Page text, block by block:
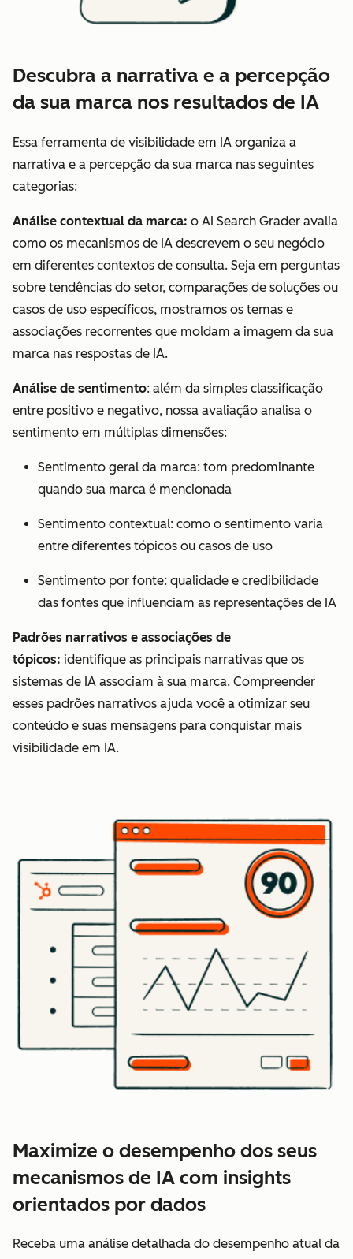
Descubra a narrativa e a percepção
da sua marca nos resultados de IA
Essa ferramenta de visibilidade em IA organiza a
narrativa e a percepção da sua marca nas seguintes
categorias:
Análise contextual da marca: o AI Search Grader avalia
como os mecanismos de IA descrevem o seu negócio
em diferentes contextos de consulta. Seja em perguntas
sobre tendências do setor, comparações de soluções ou
casos de uso específicos, mostramos os temas e
associações recorrentes que moldam a imagem da sua
marca nas respostas de IA.
Análise de sentimento: além da simples classificação
entre positivo e negativo, nossa avaliação analisa o
sentimento em múltiplas dimensões:
Sentimento geral da marca: tom predominante
quando sua marca é mencionada
Sentimento contextual: como o sentimento varia
entre diferentes tópicos ou casos de uso
Sentimento por fonte: qualidade e credibilidade
das fontes que influenciam as representações de IA
Padrões narrativos e associações de
tópicos: identifique as principais narrativas que os
sistemas de IA associam à sua marca. Compreender
esses padrões narrativos ajuda você a otimizar seu
conteúdo e suas mensagens para conquistar mais
visibilidade em IA.
Maximize o desempenho dos seus
mecanismos de IA com insights
orientados por dados
Receba uma análise detalhada do desempenho atual da